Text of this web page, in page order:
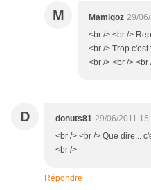
M Mamigoz 29/
<br /> <br />
<br /> Trop
<br /> <br /> <br
D donuts81 29/06/2011
<br /> <br /> Que dire...
<br />
Répondre